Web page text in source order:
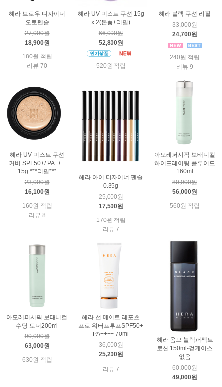
헤라 브로우 디자이너
오토펜슬
27,000원
18,900원
180원 적립
리뷰 70
헤라 UV 미스트 쿠션 15g
x 2(본품+리필)
66,000원
52,800원
520원 적립
헤라 블랙 쿠션 리필
33,000원
24,700원
240원 적립
리뷰 9
헤라 UV 미스트 쿠션
커버 SPF50+/ PA+++
15g ***리필***
23,000원
16,100원
160원 적립
리뷰 8
헤라 아이 디자이너 펜슬
0.35g
25,000원
17,500원
170원 적립
리뷰 7
아모레퍼시픽 보태니컬
하이드레이팅 플루이드
160ml
80,000원
56,000원
560원 적립
아모레퍼시픽 보태니컬
수딩 토너200ml
90,000원
63,000원
630원 적립
헤라 선 메이트 레포츠
프로 워터프루프SPF50+
PA++++ 70ml
36,000원
25,200원
리뷰 7
헤라 옴므 블랙퍼펙트
로션 150ml-겉케이스
없음
60,000원
49,000원